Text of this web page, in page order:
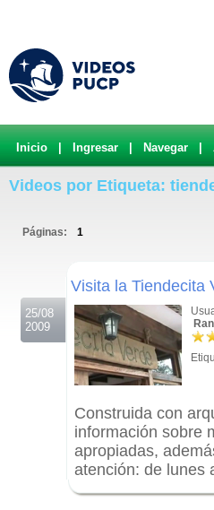
Inicio Ingresar Navegar
Videos por Etiqueta:
Páginas: 1
25/08
2009
Visita la Tiendecita
Construida con
información sobre
apropiadas,
atención: de lunes